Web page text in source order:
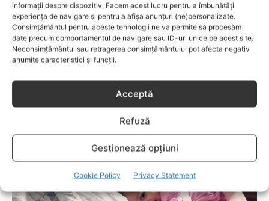
informații despre dispozitiv. Facem acest lucru pentru a îmbunătăți
experiența de navigare și pentru a afișa anunțuri (ne)personalizate.
Consimțământul pentru aceste tehnologii ne va permite să procesăm
date precum comportamentul de navigare sau ID-uri unice pe acest site.
Neconsimțământul sau retragerea consimțământului pot afecta negativ
anumite caracteristici și funcții.
Acceptă
Refuză
Gestionează opțiuni
Cookie Policy Privacy Statement
Soluții despre cum să-ti gestionezi